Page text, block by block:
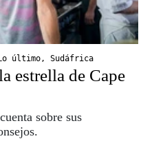
último , Sudáfrica
estrella de Cape
sobre sus